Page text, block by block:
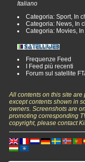
Italiano
Categoria: Sport, In
Categoria: News, In
Categoria: Movies,
Frequenze Feed
I Feed più recenti
Forum sul satellite
All contents on this site
except contents shown in
owners. Screenshots are
promoting corresponding
copyright, please contact